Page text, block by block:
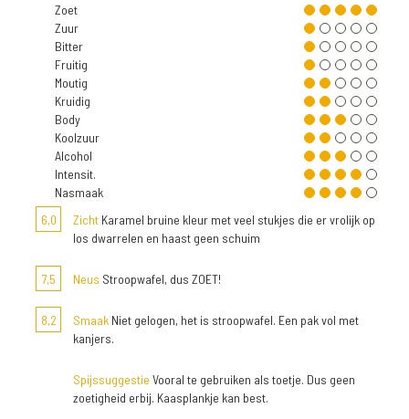
Zoet
Zuur
Bitter
Fruitig
Moutig
Kruidig
Body
Koolzuur
Alcohol
Intensit.
Nasmaak
6,0
Zicht Karamel bruine kleur met veel stukjes die er vrolijk op
los dwarrelen en haast geen schuim
7,5 Neus Stroopwafel, dus ZOET!
8,2 Smaak Niet gelogen, het is stroopwafel. Een pak vol met
kanjers.
Spijssuggestie Vooral te gebruiken als toetje. Dus geen
zoetigheid erbij. Kaasplankje kan best.